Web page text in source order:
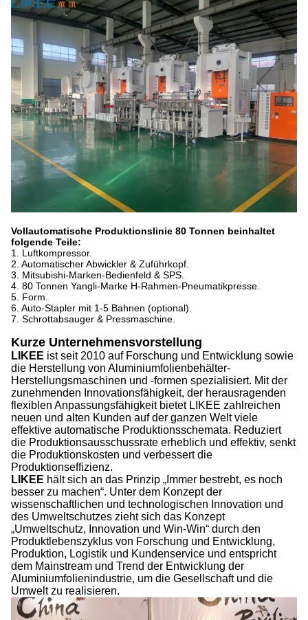
Vollautomatische Produktionslinie 80 Tonnen beinhaltet
folgende Teile:
1. Luftkompressor.
2. Automatischer Abwickler & Zuführkopf.
3. Mitsubishi-Marken-Bedienfeld & SPS.
4. 80 Tonnen Yangli-Marke H-Rahmen-Pneumatikpresse.
5. Form.
6. Auto-Stapler mit 1-5 Bahnen (optional).
7. Schrottabsauger & Pressmaschine.
Kurze Unternehmensvorstellung
LIKEE ist seit 2010 auf Forschung und Entwicklung sowie
die Herstellung von Aluminiumfolienbehälter-
Herstellungsmaschinen und -formen spezialisiert. Mit der
zunehmenden Innovationsfähigkeit, der herausragenden
flexiblen Anpassungsfähigkeit bietet LIKEE zahlreichen
neuen und alten Kunden auf der ganzen Welt viele
effektive automatische Produktionsschemata. Reduziert
die Produktionsausschussrate erheblich und effektiv, senkt
die Produktionskosten und verbessert die
Produktionseffizienz.
LIKEE hält sich an das Prinzip „Immer bestrebt, es noch
besser zu machen“. Unter dem Konzept der
wissenschaftlichen und technologischen Innovation und
des Umweltschutzes zieht sich das Konzept
„Umweltschutz, Innovation und Win-Win“ durch den
Produktlebenszyklus von Forschung und Entwicklung,
Produktion, Logistik und Kundenservice und entspricht
dem Mainstream und Trend der Entwicklung der
Aluminiumfolienindustrie, um die Gesellschaft und die
Umwelt zu realisieren.